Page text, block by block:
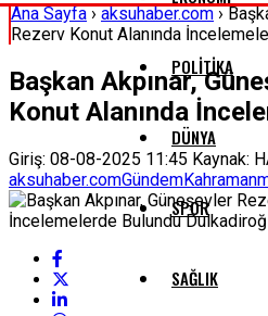
POLITIKA
DÜNYA
SPOR
SAĞLIK
Ana Sayfa›aksuhaber.com›
Rezerv Konut Alanında
Başkan Akpınar,
Konut Alanında
Giriş: 08-08-2025 11:45 Kaynak:
aksuhaber.comGündem